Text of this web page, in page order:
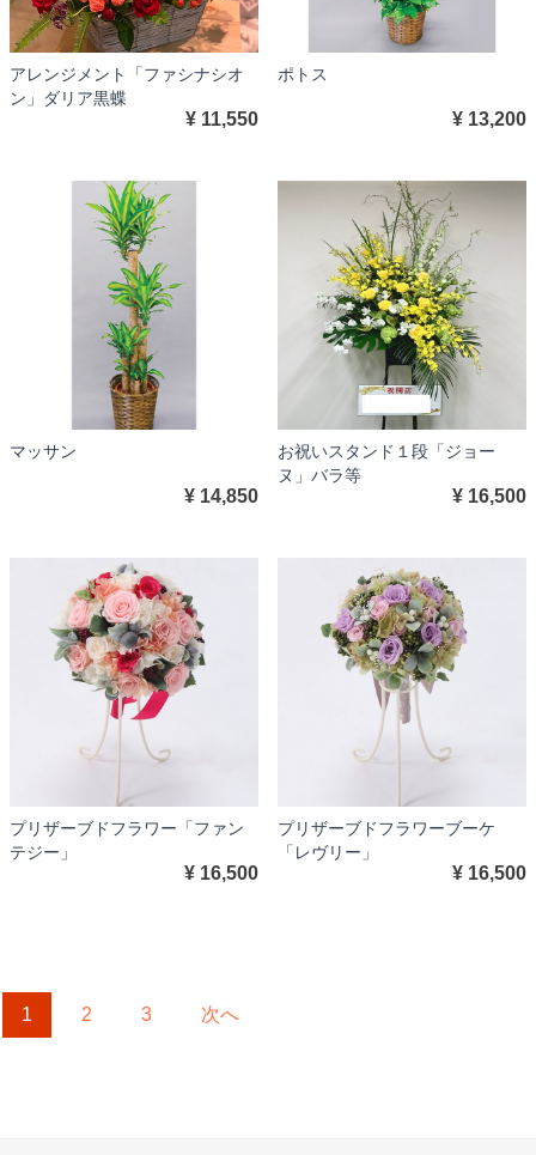
アレンジメント「ファシナシオ
ン」ダリア黒蝶
¥ 11,550
ポトス
¥ 13,200
マッサン
¥ 14,850
お祝いスタンド１段「ジョー
ヌ」バラ等
¥ 16,500
プリザーブドフラワー「ファン
テジー」
¥ 16,500
プリザーブドフラワーブーケ
「レヴリー」
¥ 16,500
1 2 3 次へ